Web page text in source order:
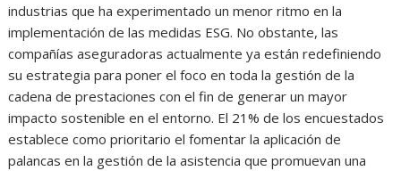
industrias que ha experimentado un menor ritmo en la
implementación de las medidas ESG. No obstante, las
compañías aseguradoras actualmente ya están redefiniendo
su estrategia para poner el foco en toda la gestión de la
cadena de prestaciones con el fin de generar un mayor
impacto sostenible en el entorno. El 21% de los encuestados
establece como prioritario el fomentar la aplicación de
palancas en la gestión de la asistencia que promuevan una